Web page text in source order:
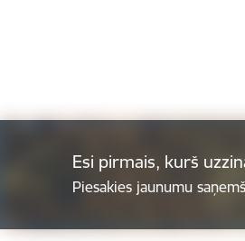
Esi pirmais, kurš
Piesakies jaunumu